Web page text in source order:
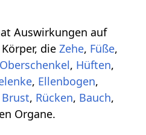
Auswirkungen auf
dieZehe, Füße,
Oberschenkel, Hüften,
, Ellenbogen,
Brust, Rücken, Bauch,
Organe.